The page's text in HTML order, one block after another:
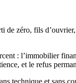
de zéro, fils
: l’immobilier
et le refus
technique et sans